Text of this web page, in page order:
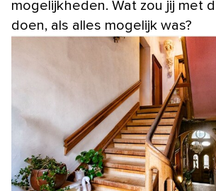
mogelijkheden. Wat zou jij met
doen, als alles mogelijk was?